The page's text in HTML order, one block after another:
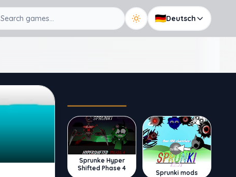
🇩🇪Deutsch
Sprunke Hyper
Shifted Phase 4
Sprunki mods